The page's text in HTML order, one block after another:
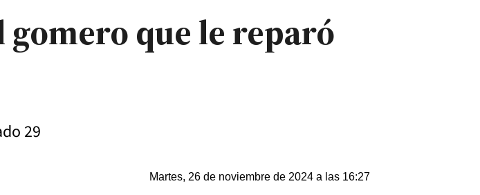
que le reparó
29
Martes, 26 de noviembre de 2024 a las 16:27